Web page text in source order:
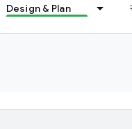
Design & Plan